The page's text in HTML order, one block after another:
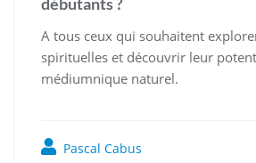
A tous ceux qui souhaitent
spirituelles et découvrir leur
médiumnique naturel.
Pascal Cabus